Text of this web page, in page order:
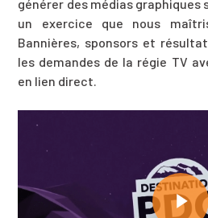
générer des médias graphiques
un exercice que nous
Bannières, sponsors et
les demandes de la régie TV
en lien direct.